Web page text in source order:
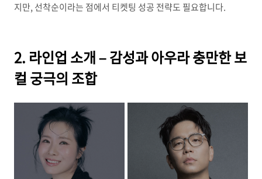
지만, 선착순이라는 점에서 티켓팅 성공 전략도 필요합니다.
2. 라인업 소개 – 감성과 아우라 충만한 보
컬 궁극의 조합